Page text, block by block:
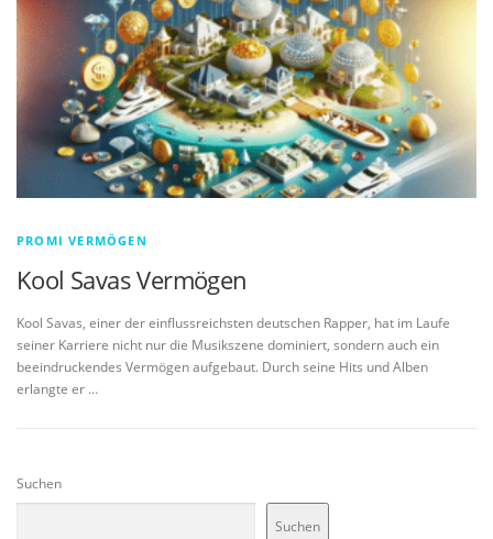
PROMI VERMÖGEN
Kool Savas Vermögen
Kool Savas, einer der einflussreichsten deutschen Rapper, hat im Laufe
seiner Karriere nicht nur die Musikszene dominiert, sondern auch ein
beeindruckendes Vermögen aufgebaut. Durch seine Hits und Alben
erlangte er …
Suchen
Suchen